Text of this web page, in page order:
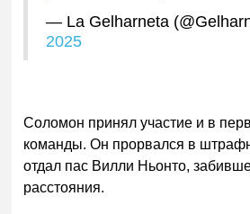
— La Gelharneta
2025
Соломон принял участие и в
команды. Он прорвался в
отдал пас Вилли Ньонто,
расстояния.